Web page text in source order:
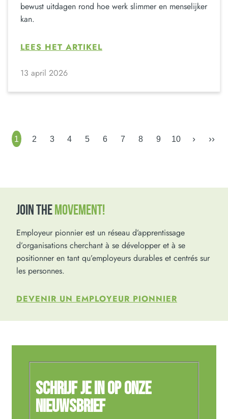
bewust uitdagen rond hoe werk slimmer en menselijker
kan.
LEES HET ARTIKEL
13 april 2026
1 2 3 4 5 6 7 8 9 10 › ››
JOIN THEMOVEMENT!
Employeur pionnier est un réseau d’apprentissage
d’organisations cherchant à se développer et à se
positionner en tant qu’employeurs durables et centrés sur
les personnes.
DEVENIR UN EMPLOYEUR PIONNIER